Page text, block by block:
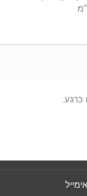
כרגע.